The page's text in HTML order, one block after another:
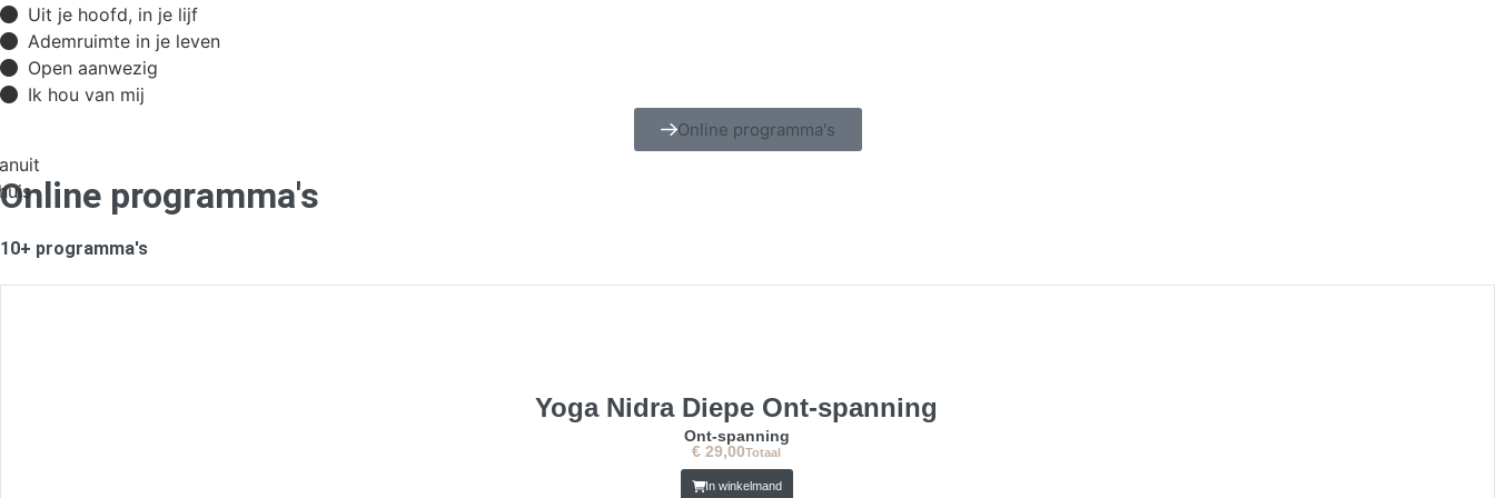
Uit je hoofd, in je lijf
Ademruimte in je leven
Open aanwezig
Ik hou van mij
Online programma's
Online programma's
10+ programma's
Yoga Nidra Diepe Ont-spanning
Ont-spanning
€ 29,00Totaal
In winkelmand